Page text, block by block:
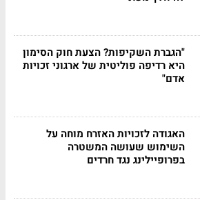
"הגברת השקיפות? הצעת חוק הסימון
היא רדיפה פוליטית של ארגוני זכויות
אדם"
האגודה לזכויות האזרח מוחה על
השימוש שעושה המשטרה
בפרופיילינג נגד חרדים